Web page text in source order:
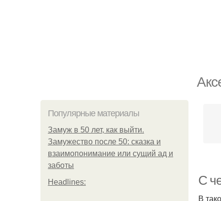
Популярные материалы
Замуж в 50 лет, как выйти.
Замужество после 50: сказка и
взаимопонимание или сущий ад и
заботы
Headlines:
С
В